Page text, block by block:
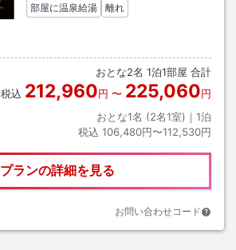
部屋に温泉給湯
離れ
おとな2名 1泊1部屋 合計
税込 212,960円 〜 225,060円
おとな1名 (2名1室)｜ 1泊
税込 106,480円〜112,530円
プランの詳細を見る
お問い合わせコード